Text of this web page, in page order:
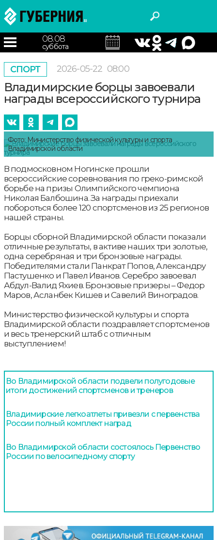
08.08
суббота
СПОРТ 2026-05-22 08:00
Владимирские борцы завоевали
награды всероссийского турнира
Фото: Министерство физической культуры и спорта
Владимирской области
В подмосковном Ногинске прошли
всероссийские соревнования по греко-римской
борьбе на призы Олимпийского чемпиона
Николая Балбошина. За награды приехали
побороться более 120 спортсменов из 25 регионов
нашей страны.
Борцы сборной Владимирской области показали
отличные результаты, в активе наших три золотые,
одна серебряная и три бронзовые награды.
Победителями стали Панкрат Попов, Александру
Пастушенко и Павел Иванов. Серебро завоевал
Абдул-Валид Яхиев. Бронзовые призеры – Федор
Маров, Асланбек Кишев и Савелий Виноградов.
Министерство физической культуры и спорта
Владимирской области поздравляет спортсменов
и весь тренерский штаб с отличным
выступлением!
Во Владимирской области подвели полугодовые
итоги достижений спортсменов и тренеров
Владимирские легкоатлеты привезли с первенства
России полный комплект наград
Во Владимирской области состоялось Первенство
России по велосипедному спорту